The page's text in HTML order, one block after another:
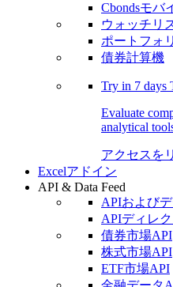
Cbondsモバ
ウォッチリ
ポートフォ
債券計算機
Try in 7 days
Evaluate
analytical
アクセスを
Excelアドイン
API & Data Feed
APIおよび
APIディレク
債券市場API
株式市場API
ETF市場API